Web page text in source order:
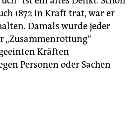
1872 in Kraft trat, war er
Damals wurde jeder
„Zusammenrottung“
Kräften
Personen oder Sachen